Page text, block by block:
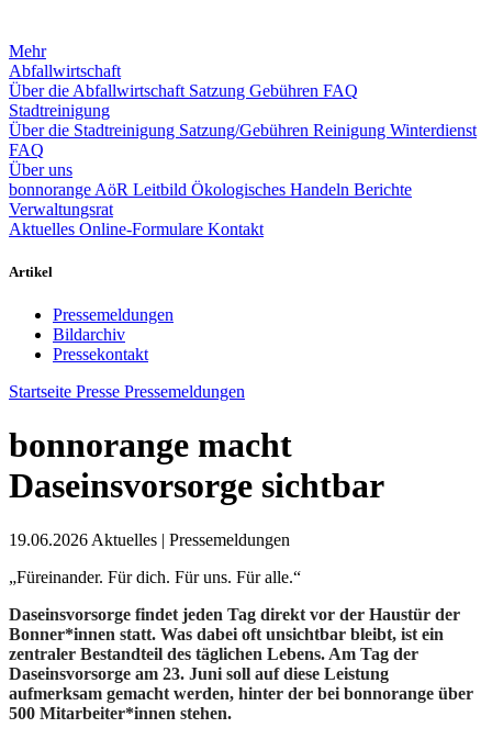
Mehr
Abfallwirtschaft
Über die Abfallwirtschaft Satzung Gebühren FAQ
Stadtreinigung
Über die Stadtreinigung Satzung/Gebühren Reinigung Winterdienst
FAQ
Über uns
bonnorange AöR Leitbild Ökologisches Handeln Berichte
Verwaltungsrat
Aktuelles Online-Formulare Kontakt
Artikel
Pressemeldungen
Bildarchiv
Pressekontakt
Startseite Presse Pressemeldungen
bonnorange macht
Daseinsvorsorge sichtbar
19.06.2026 Aktuelles | Pressemeldungen
„Füreinander. Für dich. Für uns. Für alle.“
Daseinsvorsorge findet jeden Tag direkt vor der Haustür der
Bonner*innen statt. Was dabei oft unsichtbar bleibt, ist ein
zentraler Bestandteil des täglichen Lebens. Am Tag der
Daseinsvorsorge am 23. Juni soll auf diese Leistung
aufmerksam gemacht werden, hinter der bei bonnorange über
500 Mitarbeiter*innen stehen.